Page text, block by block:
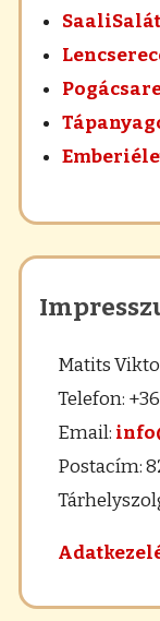
Matits
Telefon:
Email:
Postacím: